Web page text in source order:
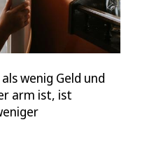
wenig Geld und
arm ist, ist